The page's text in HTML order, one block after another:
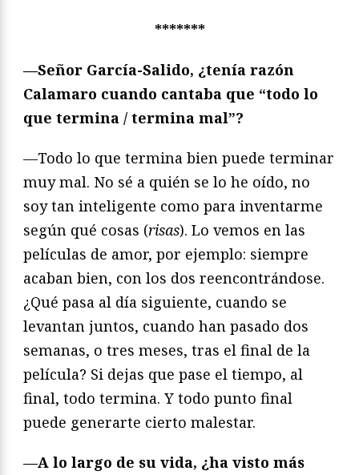
*******
—Señor García-Salido, ¿tenía razón
Calamaro cuando cantaba que “todo lo
que termina / termina mal”?
—Todo lo que termina bien puede terminar
muy mal. No sé a quién se lo he oído, no
soy tan inteligente como para inventarme
según qué cosas (risas). Lo vemos en las
películas de amor, por ejemplo: siempre
acaban bien, con los dos reencontrándose.
¿Qué pasa al día siguiente, cuando se
levantan juntos, cuando han pasado dos
semanas, o tres meses, tras el final de la
película? Si dejas que pase el tiempo, al
final, todo termina. Y todo punto final
puede generarte cierto malestar.
—A lo largo de su vida, ¿ha visto más